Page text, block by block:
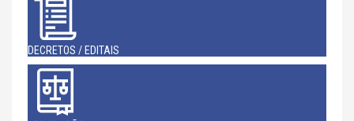
DECRETOS / EDITAIS